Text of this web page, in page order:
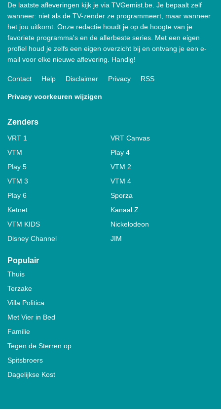
De laatste afleveringen kijk je via TVGemist.be. Je bepaalt zelf
wanneer: niet als de TV-zender ze programmeert, maar wanneer
het jou uitkomt. Onze redactie houdt je op de hoogte van je
favoriete programma's en de allerbeste series. Met een eigen
profiel houd je zelfs een eigen overzicht bij en ontvang je een e-
mail voor elke nieuwe aflevering. Handig!
Contact Help Disclaimer Privacy RSS
Privacy voorkeuren wijzigen
Zenders
VRT 1
VRT Canvas
VTM
Play 4
Play 5
VTM 2
VTM 3
VTM 4
Play 6
Sporza
Ketnet
Kanaal Z
VTM KIDS
Nickelodeon
Disney Channel
JIM
Populair
Thuis
Terzake
Villa Politica
Met Vier in Bed
Familie
Tegen de Sterren op
Spitsbroers
Dagelijkse Kost